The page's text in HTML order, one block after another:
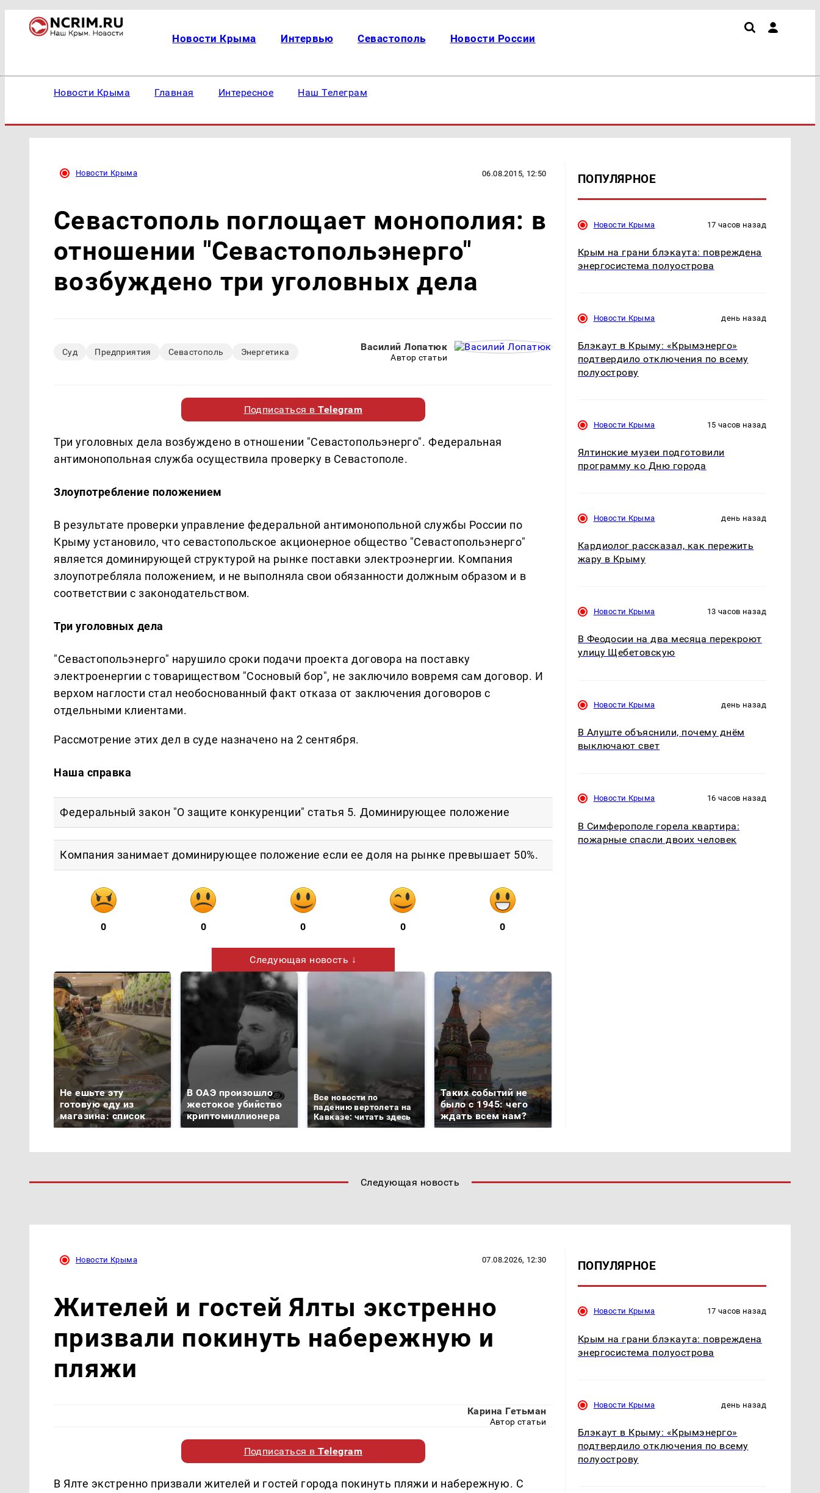
Новости Крыма Интервью Севастополь Новости России
Новости Крыма Главная Интересное Наш Телеграм
Новости Крыма 06.08.2015, 12:50
Севастополь поглощает монополия: в
отношении "Севастопольэнерго"
возбуждено три уголовных дела
Суд Предприятия Севастополь Энергетика Василий Лопатюк
Автор статьи
Подписаться вTelegram
Три уголовных дела возбуждено в отношении "Севастопольэнерго". Федеральная
антимонопольная служба осуществила проверку в Севастополе.
Злоупотребление положением
В результате проверки управление федеральной антимонопольной службы России по
Крыму установило, что севастопольское акционерное общество "Севастопольэнерго"
является доминирующей структурой на рынке поставки электроэнергии. Компания
злоупотребляла положением, и не выполняла свои обязанности должным образом и в
соответствии с законодательством.
Три уголовных дела
"Севастопольэнерго" нарушило сроки подачи проекта договора на поставку
электроенергии с товариществом "Сосновый бор", не заключило вовремя сам договор. И
верхом наглости стал необоснованный факт отказа от заключения договоров с
отдельными клиентами.
Рассмотрение этих дел в суде назначено на 2 сентября.
Наша справка
Федеральный закон "О защите конкуренции" статья 5. Доминирующее положение
Компания занимает доминирующее положение если ее доля на рынке превышает 50%.
0 0 0 0 0
Следующая новость ↓
Не ешьте эту
готовую еду из
магазина: список
В ОАЭ произошло
жестокое убийство
криптомиллионера
Все новости по
падению вертолета на
Кавказе: читать здесь
Таких событий не
было с 1945: чего
ждать всем нам?
ПОПУЛЯРНОЕ
Новости Крыма 17 часов назад
Крым на грани блэкаута: повреждена
энергосистема полуострова
Новости Крыма день назад
Блэкаут в Крыму: «Крымэнерго»
подтвердило отключения по всему
полуострову
Новости Крыма 15 часов назад
Ялтинские музеи подготовили
программу ко Дню города
Новости Крыма день назад
Кардиолог рассказал, как пережить
жару в Крыму
Новости Крыма 13 часов назад
В Феодосии на два месяца перекроют
улицу Щебетовскую
Новости Крыма день назад
В Алуште объяснили, почему днём
выключают свет
Новости Крыма 16 часов назад
В Симферополе горела квартира:
пожарные спасли двоих человек
Следующая новость
Новости Крыма 07.08.2026, 12:30
Жителей и гостей Ялты экстренно
призвали покинуть набережную и
пляжи
Карина Гетьман
Автор статьи
Подписаться вTelegram
В Ялте экстренно призвали жителей и гостей города покинуть пляжи и набережную. С
ПОПУЛЯРНОЕ
Новости Крыма 17 часов назад
Крым на грани блэкаута: повреждена
энергосистема полуострова
Новости Крыма день назад
Блэкаут в Крыму: «Крымэнерго»
подтвердило отключения по всему
полуострову